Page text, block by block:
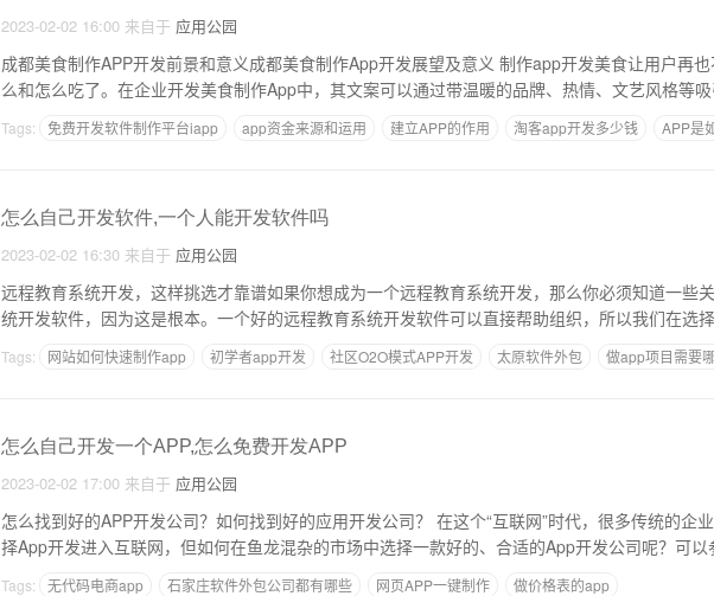
2023-02-02 16:00 来自于 应用公园
成都美食制作APP开发前景和意义成都美食制作App开发展望及意义 制作app开发美食让用户再也不用担心吃什
么和怎么吃了。在企业开发美食制作App中，其文案可以通过带温暖的品牌、热情、文艺风格等吸
Tags: 免费开发软件制作平台iapp app资金来源和运用 建立APP的作用 淘客app开发多少钱
APP是
怎么自己开发软件,一个人能开发软件吗
2023-02-02 16:30 来自于 应用公园
远程教育系统开发，这样挑选才靠谱如果你想成为一个远程教育系统开发，那么你必须知道一些
统开发软件，因为这是根本。一个好的远程教育系统开发软件可以直接帮助组织，所以我们在选
Tags: 网站如何快速制作app 初学者app开发 社区O2O模式APP开发 太原软件外包
做app项目需要
怎么自己开发一个APP,怎么免费开发APP
2023-02-02 17:00 来自于 应用公园
怎么找到好的APP开发公司？如何找到好的应用开发公司？ 在这个“互联网”时代，很多传统的企业开始转型，选
择App开发进入互联网，但如何在鱼龙混杂的市场中选择一款好的、合适的App开发公司呢？可以
Tags: 无代码电商app 石家庄软件外包公司都有哪些 网页APP一键制作
做价格表的app